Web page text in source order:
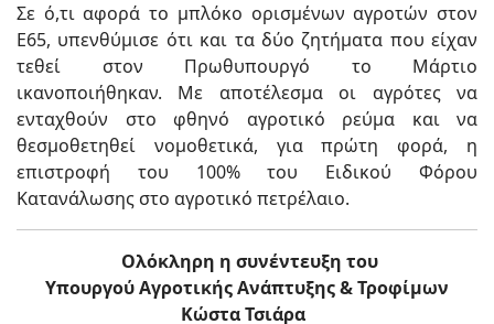
Σε ό,τι αφορά το μπλόκο ορισμένων αγροτών στον
Ε65, υπενθύμισε ότι και τα δύο ζητήματα που είχαν
τεθεί στον Πρωθυπουργό το Μάρτιο
ικανοποιήθηκαν. Με αποτέλεσμα οι αγρότες να
ενταχθούν στο φθηνό αγροτικό ρεύμα και να
θεσμοθετηθεί νομοθετικά, για πρώτη φορά, η
επιστροφή του 100% του Ειδικού Φόρου
Κατανάλωσης στο αγροτικό πετρέλαιο.
Oλόκληρη η συνέντευξη του
Υπουργού Αγροτικής Ανάπτυξης & Τροφίμων
Κώστα Τσιάρα